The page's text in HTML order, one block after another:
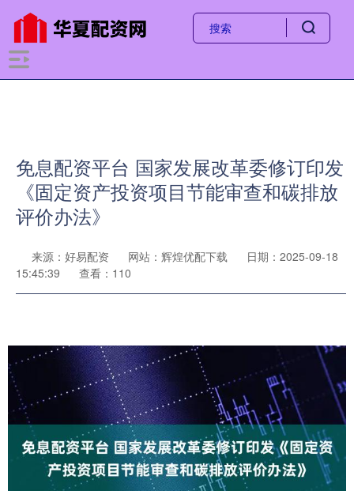
免息配资平台 国家发展改革委修订印发
《固定资产投资项目节能审查和碳排放
评价办法》
来源：好易配资 网站：辉煌优配下载
日期：2025-09-18
15:45:39
查看：110